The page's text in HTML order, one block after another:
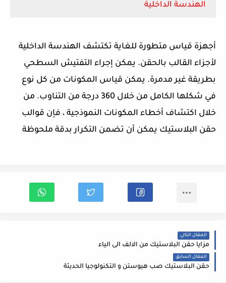
الهندسة الداخلية
أجهزة قياس متطورة للغاية تكتشف الهندسة الداخلية
لأجزاء القالب بالحقن. يمكن إجراء التفتيش السطحي
بطريقة غير مدمرة. يمكن قياس المكونات من كل نوع
في شكلها الكامل من خلال 360 درجة من التناوب. من
خلال اكتشاف أخطاء المكونات النموذجية ، فإن قوالب
حقن البلاستيك يمكن أن تضمن التكرار بدقة ملحوظة
المقال التالي
مزايا حقن البلاستيك من الالف الى الياء
المقال السابق
حقن البلاستيك صب هيوستن و التكنولوجيا الحديثة